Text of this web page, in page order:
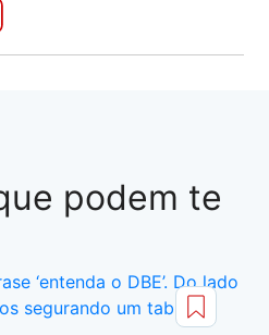
podem te